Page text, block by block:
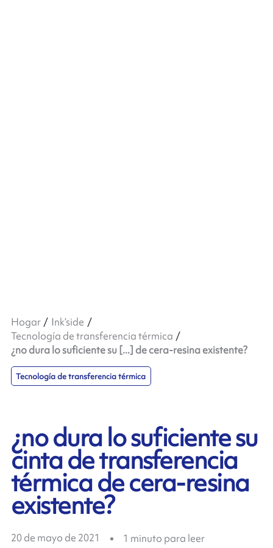
Hogar
Ink’side
Tecnología de transferencia térmica
¿no dura lo suficiente su [...] de cera-resina existente?
Tecnología de transferencia térmica
¿no dura lo suficiente su
cinta de transferencia
térmica de cera-resina
existente?
20 de mayo de 2021 1 minuto para leer